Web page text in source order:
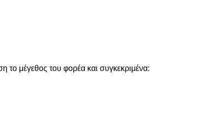
το μέγεθος του φορέα και συγκεκριμένα: